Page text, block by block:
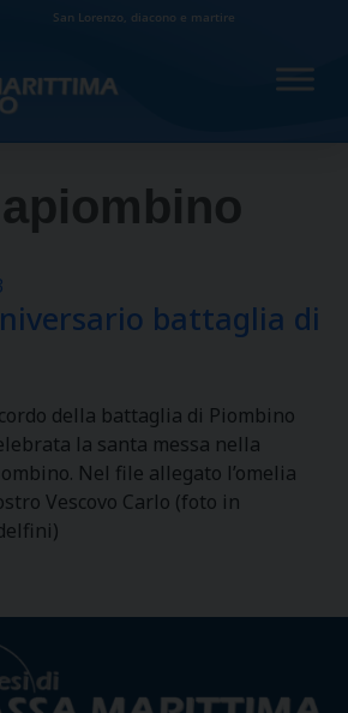
San Lorenzo, diacono e martire
battaglia di
della battaglia di Piombino
la santa messa nella
Nel file allegato l’omelia
Vescovo Carlo (foto in